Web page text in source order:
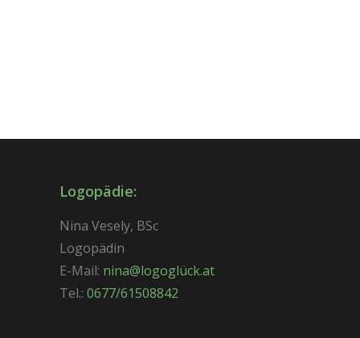
Logopädie:
Nina Vesely, BSc
Logopädin
E-Mail: nina@logoglück.at
Tel.: 0677/61508842